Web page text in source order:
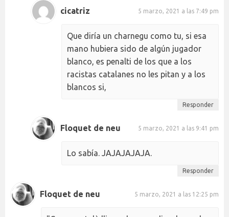
cicatriz 5 marzo, 2021 a las 7:49 pm
Que diría un charnegu como tu, si esa
mano hubiera sido de algún jugador
blanco, es penalti de los que a los
racistas catalanes no les pitan y a los
blancos si,
Responder
Floquet de neu 5 marzo, 2021 a las 9:41 pm
Lo sabía. JAJAJAJAJA.
Responder
Floquet de neu 5 marzo, 2021 a las 12:25 pm